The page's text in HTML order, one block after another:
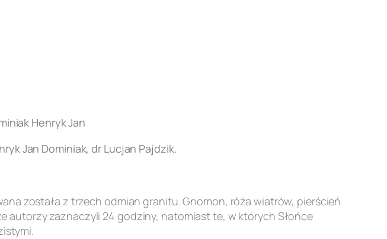
Henryk Jan
Jan Dominiak, dr Lucjan Pajdzik.
została z trzech odmian granitu. Gnomon, róża wiatrów, pierścień
autorzy zaznaczyli 24 godziny, natomiast te, w których Słońce